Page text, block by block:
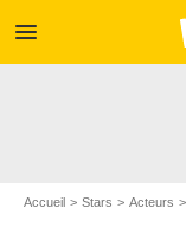
menu
Accueil Stars Acteurs